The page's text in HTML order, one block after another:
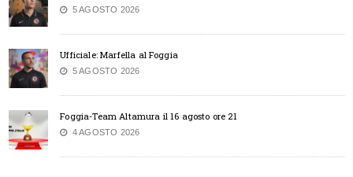
5 AGOSTO 2026
Ufficiale: Marfella al Foggia
5 AGOSTO 2026
Foggia-Team Altamura il 16 agosto ore 21
4 AGOSTO 2026